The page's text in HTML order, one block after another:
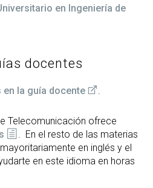
en Ingeniería de
docentes
en la guía docente .
Telecomunicación ofrece
. En el resto de las materias
en inglés y el
en este idioma en horas